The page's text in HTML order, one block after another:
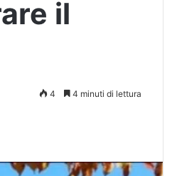
il
4 4 minuti di lettura